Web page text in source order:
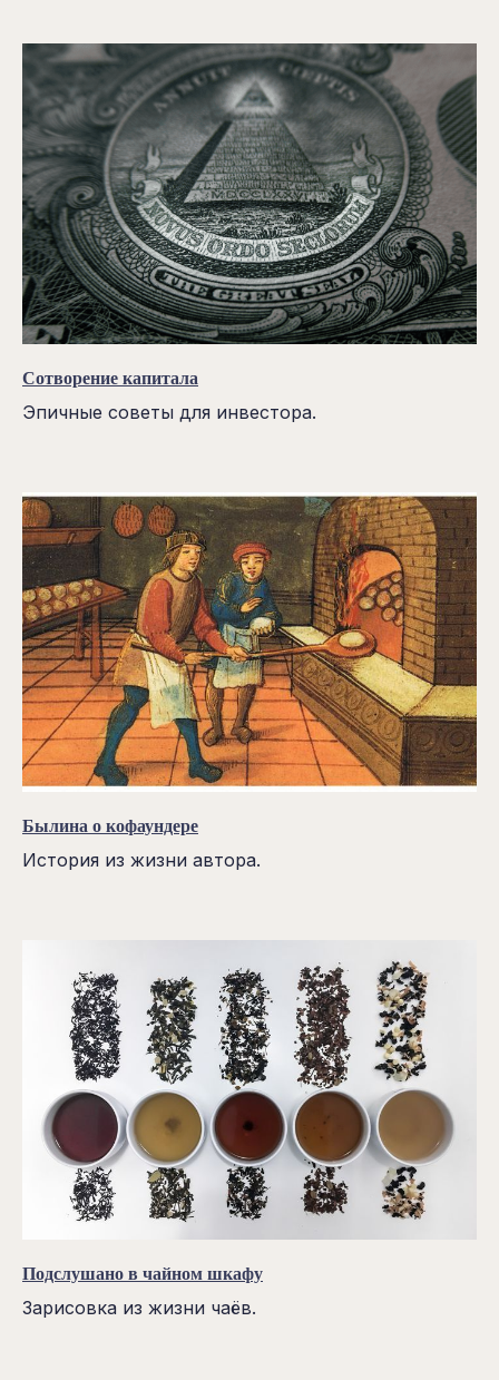
Сотворение капитала
Эпичные советы для инвестора.
Былина о кофаундере
История из жизни автора.
Подслушано в чайном шкафу
Зарисовка из жизни чаёв.